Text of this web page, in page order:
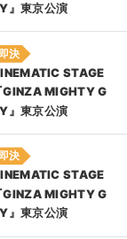
』東京公演
決
STAGE
GINZA MIGHTY G
』東京公演
決
STAGE
GINZA MIGHTY G
』東京公演